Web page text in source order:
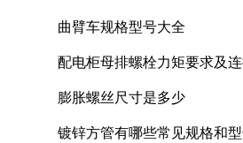
曲臂车规格型号大全
配电柜母排螺栓力矩要求及
膨胀螺丝尺寸是多少
镀锌方管有哪些常见规格和